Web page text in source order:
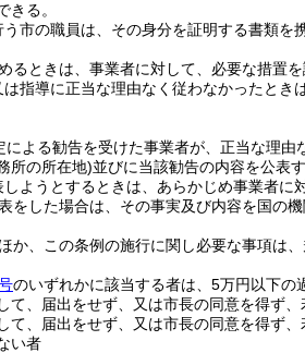
きる。
市の職員は、その身分を証明する書類を
るときは、事業者に対して、必要な措置
は指導に正当な理由なく従わなかったとき
による勧告を受けた事業者が、正当な理
所の所在地)並びに当該勧告の内容を公表
ようとするときは、あらかじめ事業者に
をした場合は、その事実及び内容を国の機
か、この条例の施行に関し必要な事項は、
のいずれかに該当する者は、5万円以下の
て、届出をせず、又は市長の同意を得ず
て、届出をせず、又は市長の同意を得ず
い者